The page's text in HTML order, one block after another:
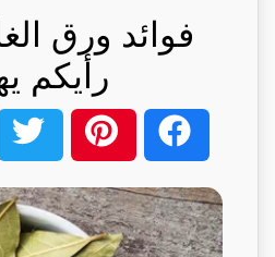
فوائد ورق
رأيكم